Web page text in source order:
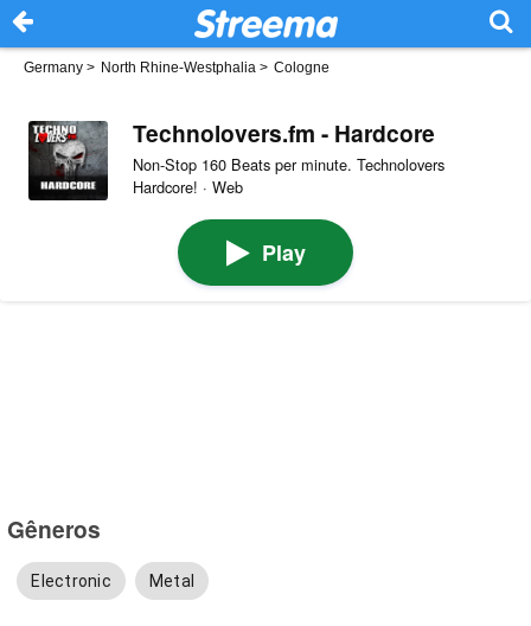
Germany > North Rhine-Westphalia > Cologne
Technolovers.fm - Hardcore
Non-Stop 160 Beats per minute. Technolovers
Hardcore! · Web
Play
Gêneros
Electronic Metal